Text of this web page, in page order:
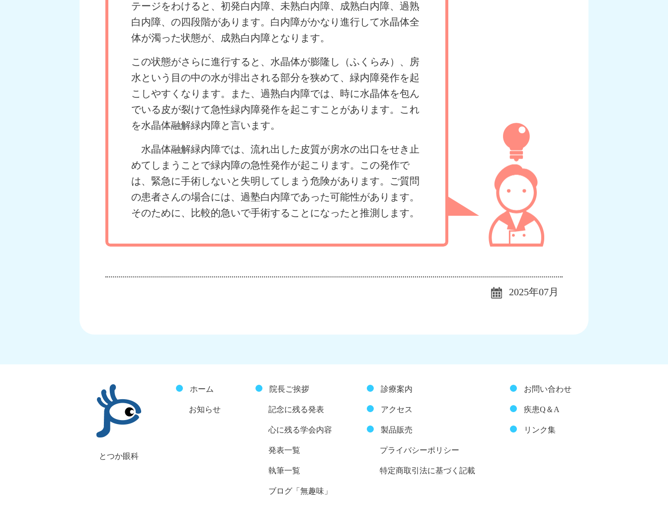
テージをわけると、初発白内障、未熟白内障、成熟白内障、過熟
白内障、の四段階があります。白内障がかなり進行して水晶体全
体が濁った状態が、成熟白内障となります。
この状態がさらに進行すると、水晶体が膨隆し（ふくらみ）、房
水という目の中の水が排出される部分を狭めて、緑内障発作を起
こしやすくなります。また、過熟白内障では、時に水晶体を包ん
でいる皮が裂けて急性緑内障発作を起こすことがあります。これ
を水晶体融解緑内障と言います。
水晶体融解緑内障では、流れ出した皮質が房水の出口をせき止
めてしまうことで緑内障の急性発作が起こります。この発作で
は、緊急に手術しないと失明してしまう危険があります。ご質問
の患者さんの場合には、過塾白内障であった可能性があります。
そのために、比較的急いで手術することになったと推測します。
2025年07月
とつか眼科
ホーム
お知らせ
院長ご挨拶
記念に残る発表
心に残る学会内容
発表一覧
執筆一覧
ブログ「無趣味」
診療案内
アクセス
製品販売
プライバシーポリシー
特定商取引法に基づく記載
お問い合わせ
疾患Q＆A
リンク集